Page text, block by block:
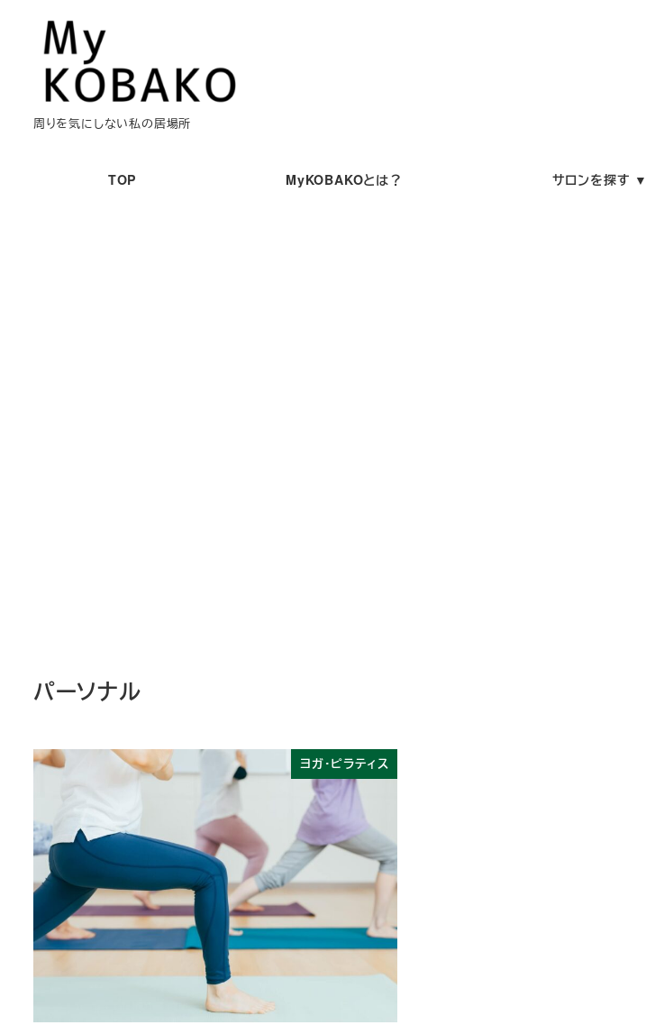
周りを気にしない私の居場所
TOP MyKOBAKOとは？ サロンを探す ▼
パーソナル
ヨガ・ピラティス